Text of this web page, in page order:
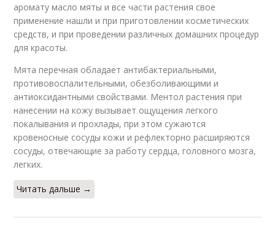
аромату масло мяты и все части растения свое
применение нашли и при приготовлении косметических
средств, и при проведении различных домашних процедур
для красоты.
Мята перечная обладает антибактериальными,
противовоспалительными, обезболивающими и
антиоксидантными свойствами. Ментол растения при
нанесении на кожу вызывает ощущения легкого
покалывания и прохлады, при этом сужаются
кровеносные сосуды кожи и рефлекторно расширяются
сосуды, отвечающие за работу сердца, головного мозга,
легких.
Читать дальше →